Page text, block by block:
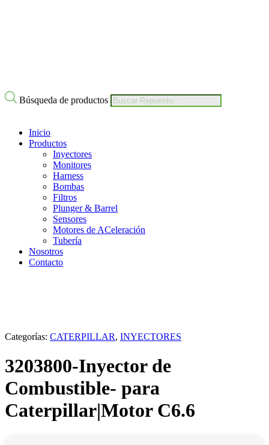
Búsqueda de productos
Inicio
Productos
Inyectores
Monitores
Harness
Bombas
Filtros
Plunger & Barrel
Sensores
Motores de ACeleración
Tubería
Nosotros
Contacto
Categorías: CATERPILLAR, INYECTORES
3203800-Inyector de
Combustible- para
Caterpillar|Motor C6.6